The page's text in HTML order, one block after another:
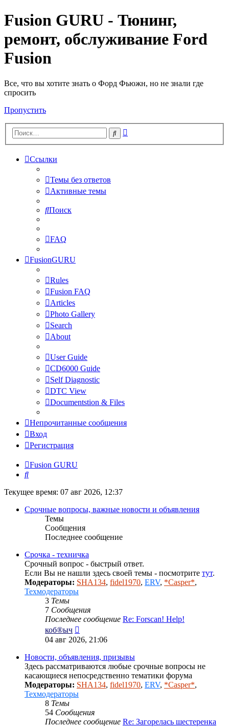
Fusion GURU - Тюнинг,
ремонт, обслуживание Ford
Fusion
Все, что вы хотите знать о Форд Фьюжн, но не знали где
спросить
Пропустить
Поиск
Ссылки
Темы без ответов
Активные темы
Поиск
FAQ
FusionGURU
Rules
Fusion FAQ
Articles
Photo Gallery
Search
About
User Guide
CD6000 Guide
Self Diagnostic
DTC View
Documentstion & Files
Непрочитанные сообщения
Вход
Регистрация
Fusion GURU
Поиск
Текущее время: 07 авг 2026, 12:37
Срочные вопросы, важные новости и объявления
Темы
Сообщения
Последнее сообщение
Срочка - техничка
Срочный вопрос - быстрый ответ.
Если Вы не нашли здесь своей темы - посмотрите тут.
Модераторы: SHA134, fidel1970, ERV, *Casper*,
Техмодераторы
3 Темы
7 Сообщения
Последнее сообщение Re: Forscan! Help!
коб®ыч
к
сообщению
04 авг 2026, 21:06
Новости, объявления, призывы
Здесь рассматриваются любые срочные вопросы не
касающиеся непосредственно тематики форума
Модераторы: SHA134, fidel1970, ERV, *Casper*,
Техмодераторы
8 Темы
54 Сообщения
Последнее сообщение Re: Загорелась шестеренка